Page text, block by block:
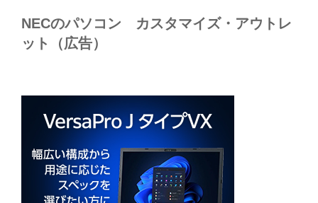
NECのパソコン カスタマイズ・アウトレ
ット（広告）